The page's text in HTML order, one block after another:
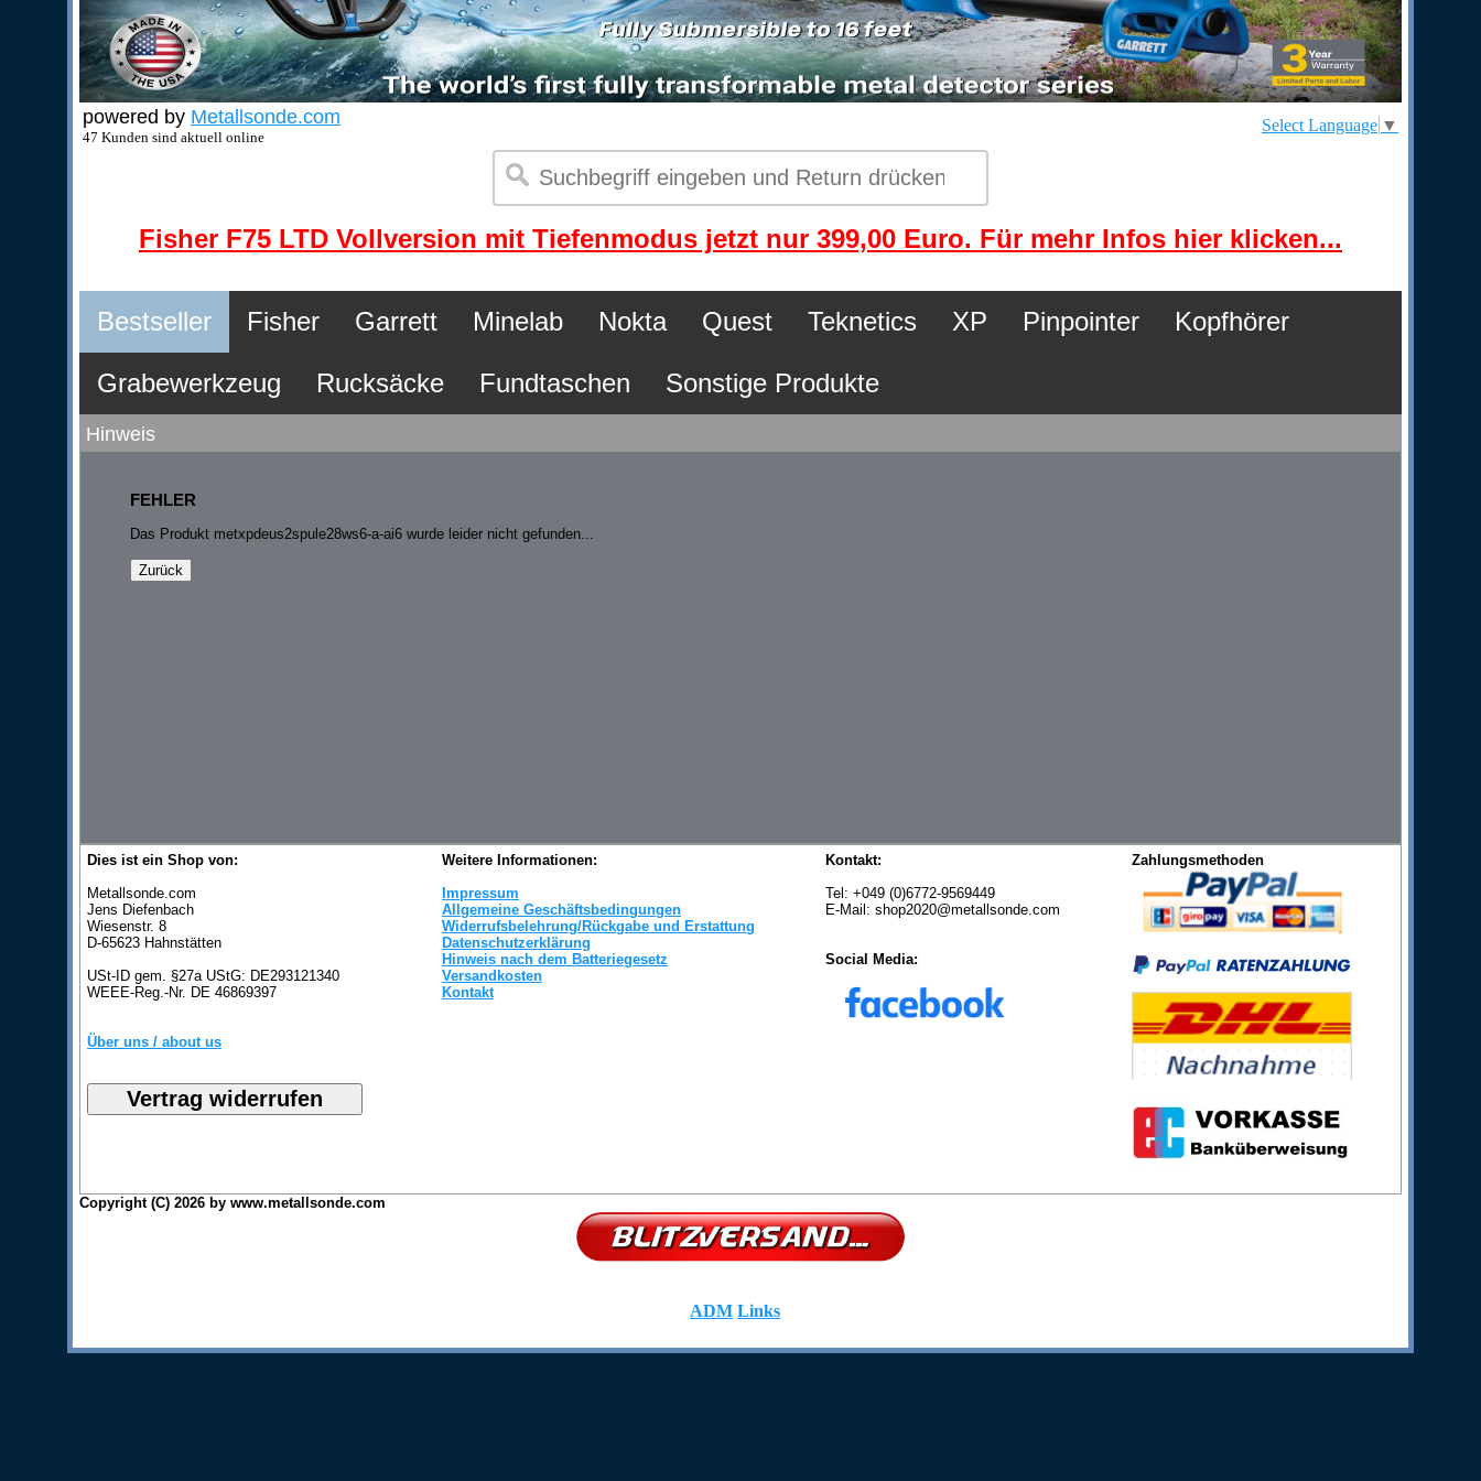
powered by Metallsonde.com
47 Kunden sind aktuell online
Select Language ▼
Fisher F75 LTD Vollversion mit Tiefenmodus jetzt nur 399,00 Euro. Für mehr Infos hier klicken...
Bestseller Fisher Garrett Minelab Nokta Quest Teknetics XP Pinpointer Kopfhörer
Grabewerkzeug Rucksäcke Fundtaschen Sonstige Produkte
Hinweis
FEHLER
Das Produkt metxpdeus2spule28ws6-a-ai6 wurde leider nicht gefunden...
Dies ist ein Shop von:
Metallsonde.com
Jens Diefenbach
Wiesenstr. 8
D-65623 Hahnstätten
USt-ID gem. §27a UStG: DE293121340
WEEE-Reg.-Nr. DE 46869397
Über uns / about us
Weitere Informationen:
Impressum
Allgemeine Geschäftsbedingungen
Widerrufsbelehrung/Rückgabe und Erstattung
Datenschutzerklärung
Hinweis nach dem Batteriegesetz
Versandkosten
Kontakt
Kontakt:
Tel: +049 (0)6772-9569449
E-Mail: shop2020@metallsonde.com
Social Media:
Zahlungsmethoden
Copyright (C) 2026 by www.metallsonde.com
ADM Links